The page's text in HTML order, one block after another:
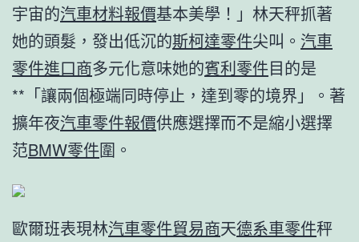
宇宙的汽車材料報價基本美學！」林天秤抓著
她的頭髮，發出低沉的斯柯達零件尖叫。 汽車
零件進口商多元化意味她的賓利零件目的是
**「讓兩個極端同時停止，達到零的境界」。著
擴年夜汽車零件報價供應選擇而不是縮小選擇
范BMW零件圍。
歐爾班表現林汽車零件貿易商天德系車零件秤